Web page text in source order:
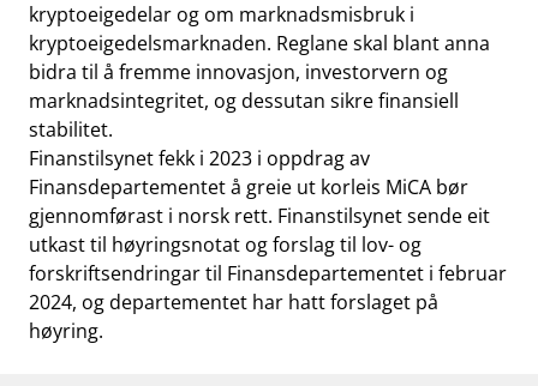
kryptoeigedelar og om marknadsmisbruk i
kryptoeigedelsmarknaden. Reglane skal blant anna
bidra til å fremme innovasjon, investorvern og
marknadsintegritet, og dessutan sikre finansiell
stabilitet.
Finanstilsynet fekk i 2023 i oppdrag av
Finansdepartementet å greie ut korleis MiCA bør
gjennomførast i norsk rett. Finanstilsynet sende eit
utkast til høyringsnotat og forslag til lov- og
forskriftsendringar til Finansdepartementet i februar
2024, og departementet har hatt forslaget på
høyring.